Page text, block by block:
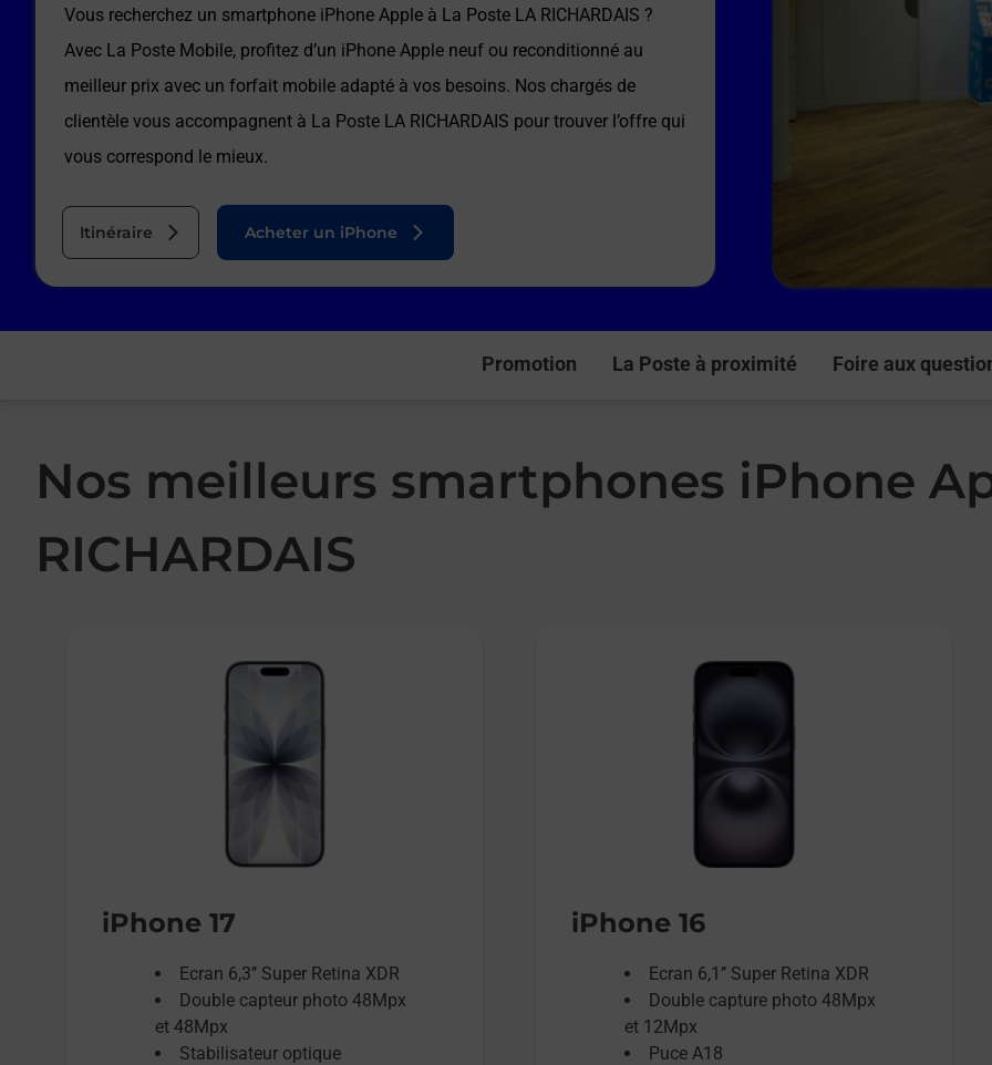
Vous recherchez un smartphone iPhone Apple à La Poste LA RICHARDAIS ?
Avec La Poste Mobile, profitez d’un iPhone Apple neuf ou reconditionné au
meilleur prix avec un forfait mobile adapté à vos besoins. Nos chargés de
clientèle vous accompagnent à La Poste LA RICHARDAIS pour trouver l’offre qui
vous correspond le mieux.
Itinéraire Acheter un iPhone
Promotion La Poste à proximité Foire aux
Nos meilleurs smartphones iPhone
RICHARDAIS
iPhone 17
Ecran 6,3’’ Super Retina XDR
Double capteur photo 48Mpx
et 48Mpx
Stabilisateur optique
iPhone 16
Ecran 6,1’’ Super Retina XDR
Double capture photo 48Mpx
et 12Mpx
Puce A18